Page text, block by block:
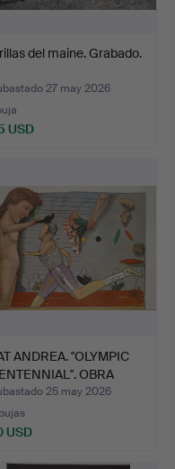
del maine. Grabado.
27 may 2026
USD
ANDREA. "OLYMPIC
OBRA
25 may 2026
USD